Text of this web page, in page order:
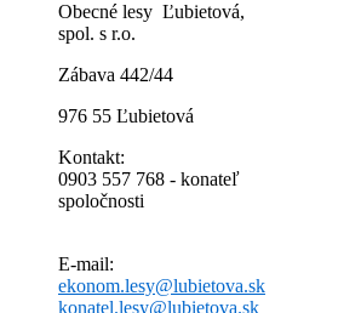
Obecné lesy Ľubietová,
spol. s r.o.
Zábava 442/44
976 55 Ľubietová
Kontakt:
0903 557 768 - konateľ
spoločnosti
E-mail:
ekonom.lesy@lubietova.sk
konatel.lesy@lubietova.sk